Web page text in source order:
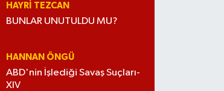
HAYRI TEZCAN
BUNLAR UNUTULDU MU?
HANNAN ÖNGÜ
ABD'nin İşlediği Savaş Suçları-
XIV